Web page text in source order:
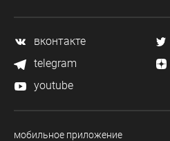
вконтакте
telegram
youtube
мобильное приложение